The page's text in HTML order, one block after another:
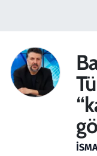
Haber
Kültür Sanat
Kurumsal
Lezzet Durağı